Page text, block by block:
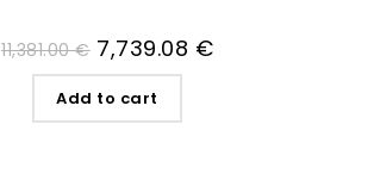
11,381.00€ 7,739.08 €
Add to cart